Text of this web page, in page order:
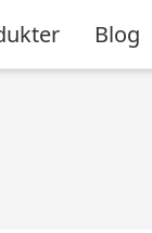
Blog